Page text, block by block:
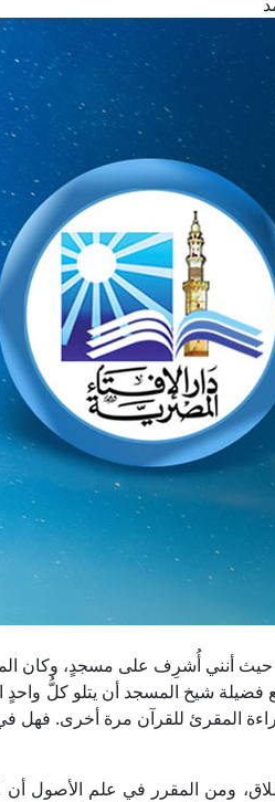
أنني أُشرِف على مسجدٍ، وكان
فضيلة شيخ المسجد أن يتلو كلُّ واحدٍ
المقرئ للقرآن مرة أخرى. فهل
ومن المقرر في علم الأصول